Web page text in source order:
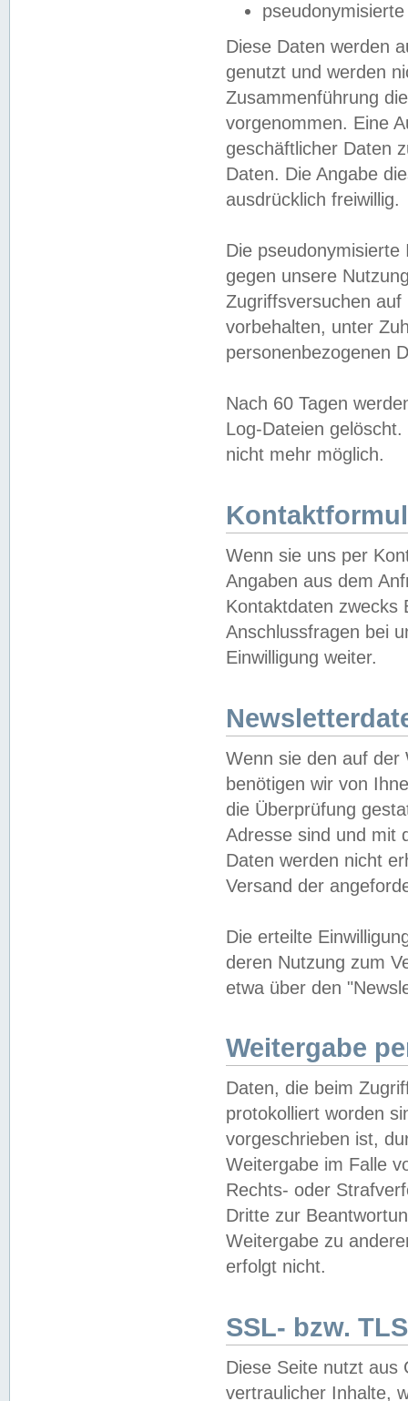
Diese Daten werden
genutzt und werden
Zusammenführung
vorgenommen. Eine
geschäftlicher Daten
Daten. Die Angabe
ausdrücklich freiwillig.
Die
gegen unsere
Zugriffsversuchen
vorbehalten, unter
personenbezogenen
Nach 60 Tagen
Log-Dateien
nicht mehr möglich.
Wenn sie uns per
Angaben aus dem
Kontaktdaten zwecks
Anschlussfragen bei
Einwilligung weiter.
Wenn sie den auf der
benötigen wir von
die Überprüfung
Adresse sind und mit
Daten werden nicht
Versand der
Die erteilte
deren Nutzung zum
etwa über den
Weitergabe
Daten, die beim
protokolliert worden
vorgeschrieben ist,
Weitergabe im Falle
Rechts- oder
Dritte zur
Weitergabe zu
erfolgt nicht.
SSL- bzw.
Diese Seite nutzt aus
vertraulicher Inhalte,